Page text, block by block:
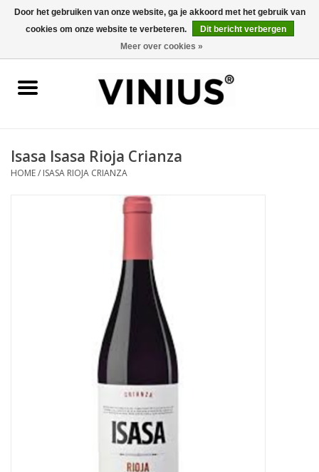
0 Artikelen - €0,00
Wijn per kleur/soort
Isasa Isasa Rioja Crianza
HOME/ ISASA RIOJA CRIANZA
Door het gebruiken van onze website, ga je akkoord met het gebruik van
cookies om onze website te verbeteren.
Dit bericht verbergen
Meer over cookies »